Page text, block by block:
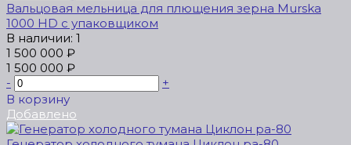
Вальцовая мельница для плющения зерна Murska
1000 HD с упаковщиком
В наличии: 1
1 500 000 ₽
1 500 000 ₽
-
+
В корзину
Добавлено